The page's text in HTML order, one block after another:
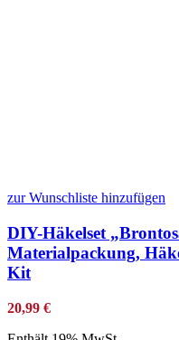
zur Wunschliste hinzufügen
DIY-Häkelset
Materialpackung,
Kit
20,99 €